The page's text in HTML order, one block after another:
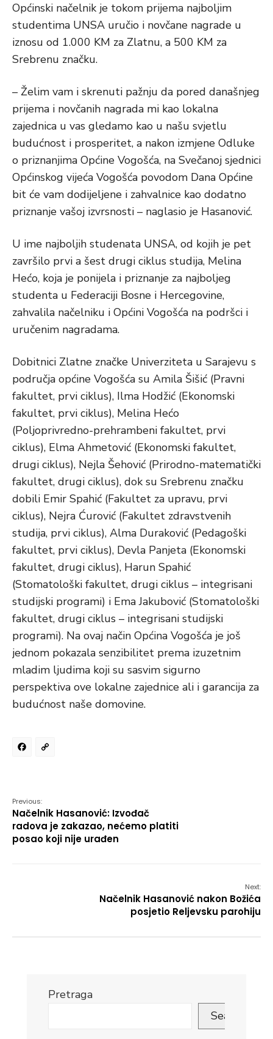
Općinski načelnik je tokom prijema najboljim
studentima UNSA uručio i novčane nagrade u
iznosu od 1.000 KM za Zlatnu, a 500 KM za
Srebrenu značku.
– Želim vam i skrenuti pažnju da pored današnjeg
prijema i novčanih nagrada mi kao lokalna
zajednica u vas gledamo kao u našu svjetlu
budućnost i prosperitet, a nakon izmjene Odluke
o priznanjima Općine Vogošća, na Svečanoj sjednici
Općinskog vijeća Vogošća povodom Dana Općine
bit će vam dodijeljene i zahvalnice kao dodatno
priznanje vašoj izvrsnosti – naglasio je Hasanović.
U ime najboljih studenata UNSA, od kojih je pet
završilo prvi a šest drugi ciklus studija, Melina
Hećo, koja je ponijela i priznanje za najboljeg
studenta u Federaciji Bosne i Hercegovine,
zahvalila načelniku i Općini Vogošća na podršci i
uručenim nagradama.
Dobitnici Zlatne značke Univerziteta u Sarajevu s
područja općine Vogošća su Amila Šišić (Pravni
fakultet, prvi ciklus), Ilma Hodžić (Ekonomski
fakultet, prvi ciklus), Melina Hećo
(Poljoprivredno-prehrambeni fakultet, prvi
ciklus), Elma Ahmetović (Ekonomski fakultet,
drugi ciklus), Nejla Šehović (Prirodno-matematički
fakultet, drugi ciklus), dok su Srebrenu značku
dobili Emir Spahić (Fakultet za upravu, prvi
ciklus), Nejra Ćurović (Fakultet zdravstvenih
studija, prvi ciklus), Alma Duraković (Pedagoški
fakultet, prvi ciklus), Devla Panjeta (Ekonomski
fakultet, drugi ciklus), Harun Spahić
(Stomatološki fakultet, drugi ciklus – integrisani
studijski programi) i Ema Jakubović (Stomatološki
fakultet, drugi ciklus – integrisani studijski
programi). Na ovaj način Općina Vogošća je još
jednom pokazala senzibilitet prema izuzetnim
mladim ljudima koji su sasvim sigurno
perspektiva ove lokalne zajednice ali i garancija za
budućnost naše domovine.
Facebook
Previous:
Načelnik Hasanović: Izvođač
radova je zakazao, nećemo platiti
posao koji nije urađen
Next:
Načelnik Hasanović nakon Božića
posjetio Reljevsku parohiju
Pretraga
Search